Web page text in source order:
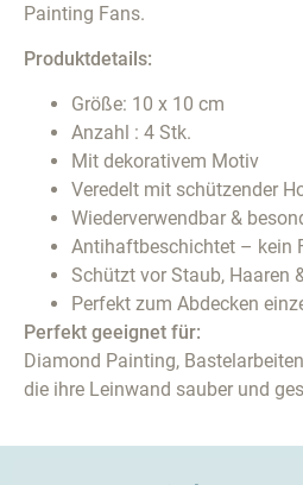
Painting Fans.
Produktdetails:
Größe: 10 x 10 cm
Anzahl : 4 Stk.
Mit dekorativem Motiv
Veredelt mit schützender
Wiederverwendbar &
Antihaftbeschichtet – kein
Schützt vor Staub, Haaren
Perfekt zum Abdecken
Perfekt geeignet für:
Diamond Painting,
die ihre Leinwand sauber und